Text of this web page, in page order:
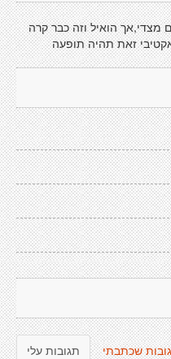
מצדי,אך הואיל וזה כבר קרה
זאת תהיה תופעה
תגובות עלי שכתבתי